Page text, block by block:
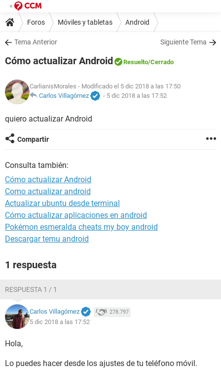
Foros Móviles y tabletas Android
Tema Anterior Siguiente Tema
Cómo actualizar Android Resuelto/Cerrado
CarlianisMorales - Modificado el 5 dic 2018 a las 17:50
Carlos Villagómez
- 5 dic 2018 a las 17:52
quiero actualizar Android
Compartir
Consulta también:
Cómo actualizar Android
Como actualizar android
Actualizar ubuntu desde terminal
Cómo actualizar aplicaciones en android
Pokémon esmeralda cheats my boy android
Descargar temu android
1 respuesta
RESPUESTA 1 / 1
Carlos Villagómez 278.797
5 dic 2018 a las 17:52
Hola,
Lo puedes hacer desde los ajustes de tu teléfono móvil.